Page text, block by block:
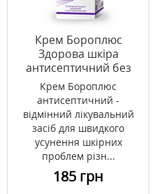
Крем Бороплюс
Здорова шкіра
антисептичний без
запаху 50 мл
Крем Бороплюс
антисептичний -
відмінний лікувальний
засіб для швидкого
усунення шкірних
проблем різн...
185 грн